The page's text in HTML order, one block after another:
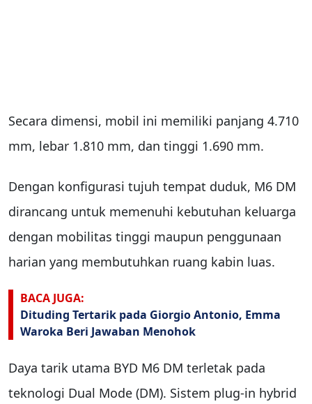
Secara dimensi, mobil ini memiliki panjang 4.710
mm, lebar 1.810 mm, dan tinggi 1.690 mm.
Dengan konfigurasi tujuh tempat duduk, M6 DM
dirancang untuk memenuhi kebutuhan keluarga
dengan mobilitas tinggi maupun penggunaan
harian yang membutuhkan ruang kabin luas.
BACA JUGA:
Dituding Tertarik pada Giorgio Antonio, Emma
Waroka Beri Jawaban Menohok
Daya tarik utama BYD M6 DM terletak pada
teknologi Dual Mode (DM). Sistem plug-in hybrid